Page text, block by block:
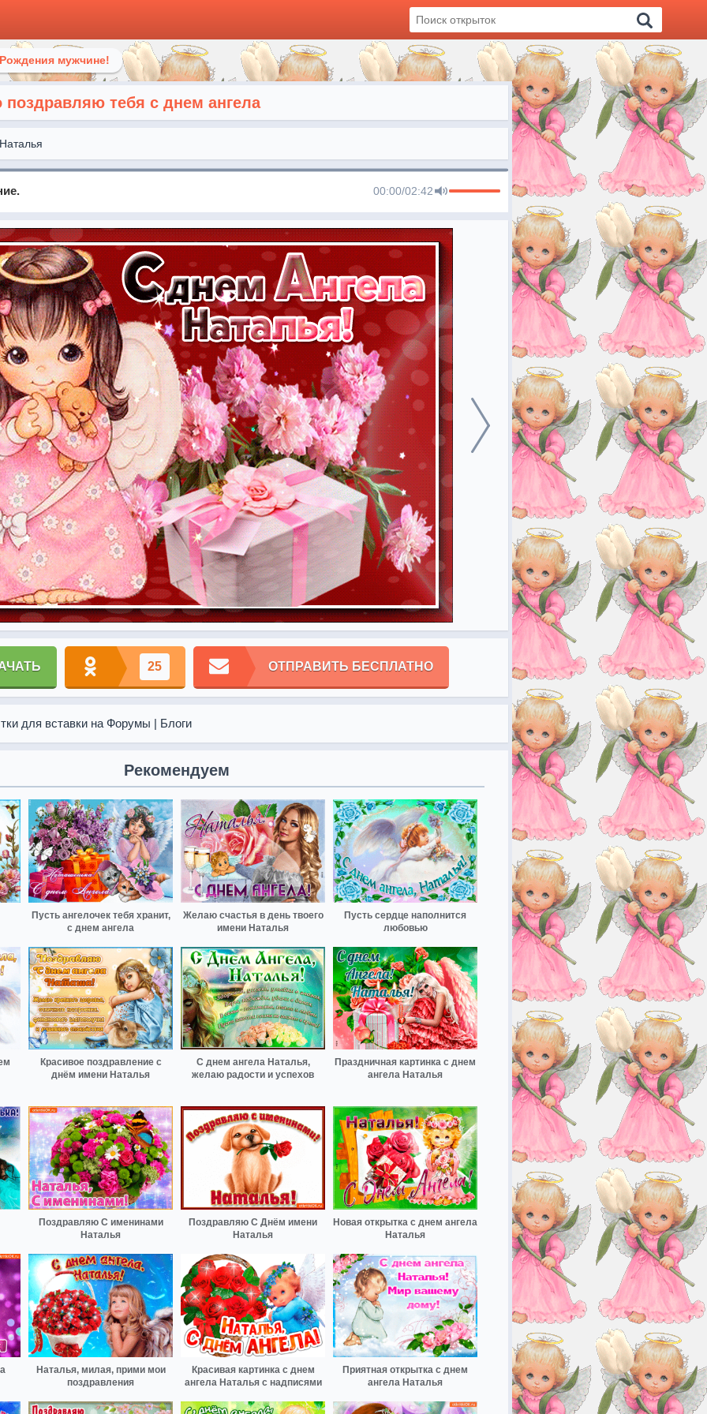
мужчине!
поздравляю тебя с днем ангела
Наталья
00:00/02:42
25 ОТПРАВИТЬ БЕСПЛАТНО
для вставки на Форумы | Блоги
Рекомендуем
Пусть ангелочек тебя хранит,
с днем ангела
Желаю счастья в день твоего
имени Наталья
Пусть сердце наполнится
любовью
Красивое поздравление с
днём имени Наталья
С днем ангела Наталья,
желаю радости и успехов
Праздничная картинка с днем
ангела Наталья
Поздравляю С именинами
Наталья
Поздравляю С Днём имени
Наталья
Новая открытка с днем ангела
Наталья
Наталья, милая, прими мои
поздравления
Красивая картинка с днем
ангела Наталья с надписями
Приятная открытка с днем
ангела Наталья